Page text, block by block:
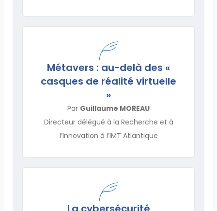
Métavers : au-delà des «
casques de réalité virtuelle
»
Par Guillaume MOREAU
Directeur délégué à la Recherche et à
l’Innovation à l’IMT Atlantique